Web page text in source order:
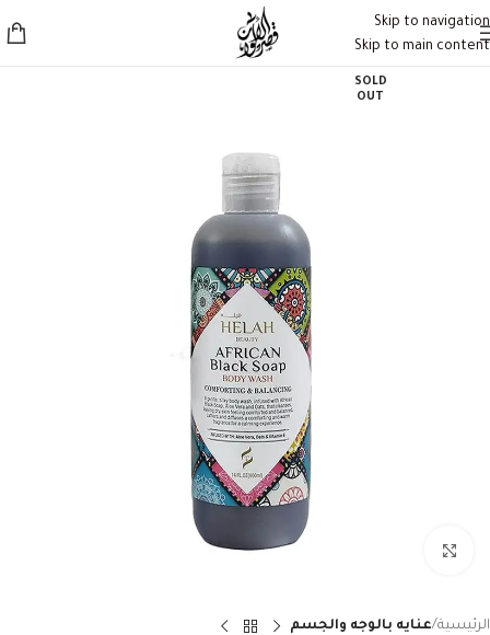
Skip to navigation
Skip to main content
SOLD
OUT
الرئيسية عنايه بالوجه والجسم